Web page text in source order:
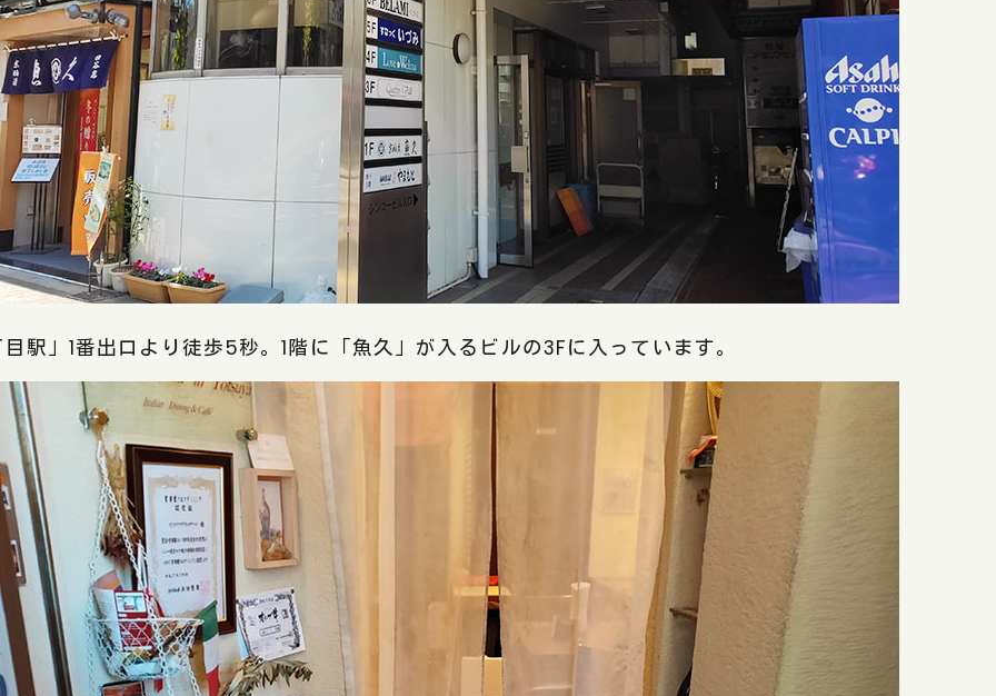
駅」1番出口より徒歩5秒。1階に「魚久」が入るビルの3Fに入っています。